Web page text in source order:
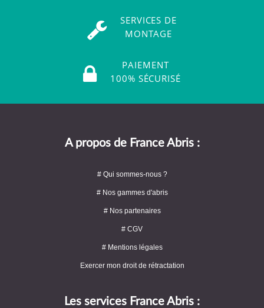
SERVICES DE
MONTAGE
PAIEMENT
100% SÉCURISÉ
A propos de France Abris :
# Qui sommes-nous ?
# Nos gammes d'abris
# Nos partenaires
# CGV
# Mentions légales
Exercer mon droit de rétractation
Les services France Abris :